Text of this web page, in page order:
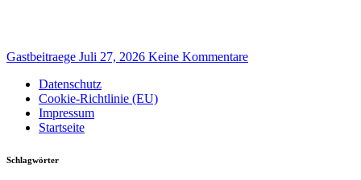
Gastbeitraege Juli 27, 2026 Keine Kommentare
Datenschutz
Cookie-Richtlinie (EU)
Impressum
Startseite
Schlagwörter